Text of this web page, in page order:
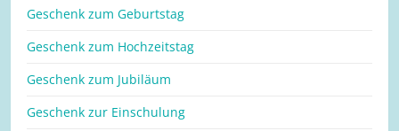
Geschenk zum Geburtstag
Geschenk zum Hochzeitstag
Geschenk zum Jubiläum
Geschenk zur Einschulung